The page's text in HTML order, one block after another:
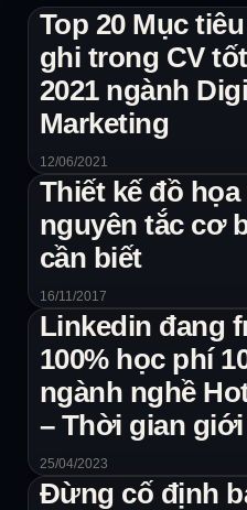
Top 20 Mục
ghi trong CV
2021 ngành
Marketing
12/06/2021
Thiết kế đồ họa
nguyên tắc cơ
cần biết
16/11/2017
Linkedin đang
100% học phí
ngành nghề
– Thời gian
25/04/2023
Đừng cố định